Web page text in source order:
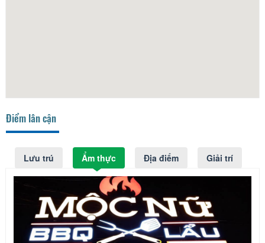
Điểm lân cận
Lưu trú Ẩm thực Địa điểm Giải trí